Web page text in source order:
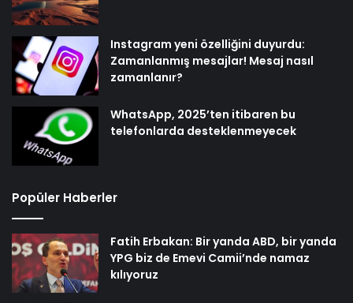
Instagram yeni özelliğini duyurdu:
Zamanlanmış mesajlar! Mesaj nasıl
zamanlanır?
WhatsApp, 2025’ten itibaren bu
telefonlarda desteklenmeyecek
Popüler Haberler
Fatih Erbakan: Bir yanda ABD, bir yanda
YPG biz de Emevi Camii’nde namaz
kılıyoruz